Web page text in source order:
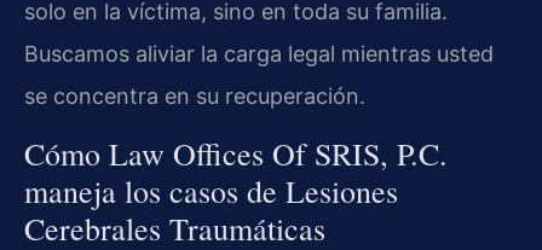
solo en la víctima, sino en toda su familia.
Buscamos aliviar la carga legal mientras usted
se concentra en su recuperación.
Cómo Law Offices Of SRIS, P.C.
maneja los casos de Lesiones
Cerebrales Traumáticas